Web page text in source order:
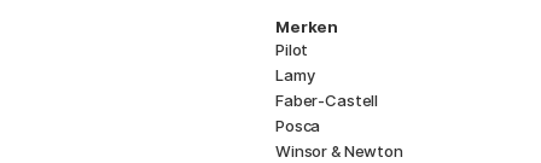
Merken
Pilot
Lamy
Faber-Castell
Posca
Winsor & Newton